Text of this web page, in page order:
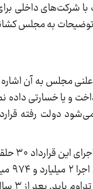
توضیحات به مجلس
مجلس به آن اشاره